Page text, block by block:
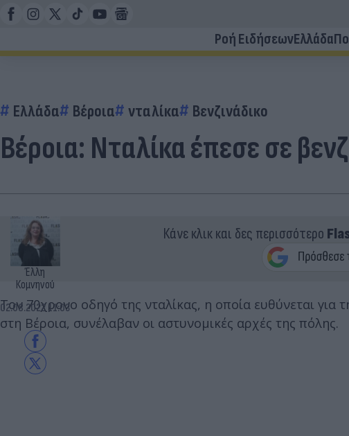
Ροή ΕιδήσεωνΕλλάδα
Ελλάδα Βέροια νταλίκα Βενζινάδικο
Βέροια: Νταλίκα έπεσε σε
Έλλη
Κομνηνού
02.08.2022 11:03
Κάνε κλικ και δες περισσότερο
Τον 70χρονο οδηγό της νταλίκας, η οποία ευθύνεται
στη Βέροια, συνέλαβαν οι αστυνομικές αρχές της πόλης.